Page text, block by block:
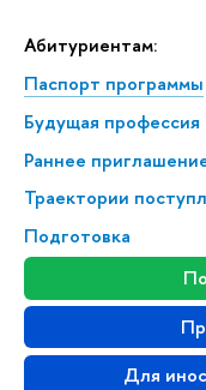
Абитуриентам:
Паспорт программы
Будущая профессия
Раннее
Траектории
Подготовка
Для